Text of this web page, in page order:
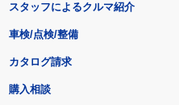
スタッフによるクルマ紹介
車検/点検/整備
カタログ請求
購入相談